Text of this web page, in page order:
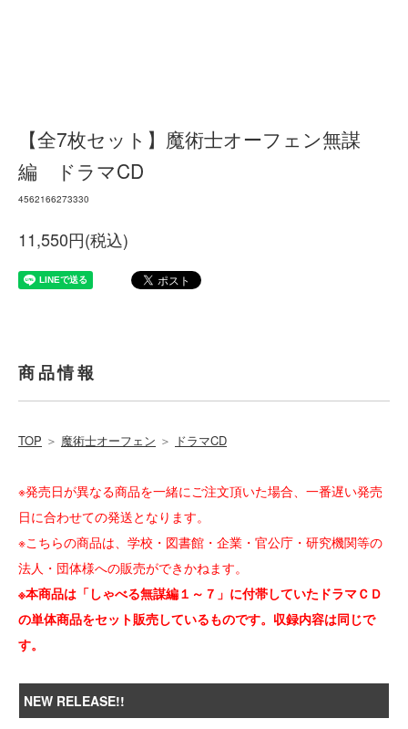
【全7枚セット】魔術士オーフェン無謀
編 ドラマCD
4562166273330
11,550円(税込)
商品情報
TOP ＞ 魔術士オーフェン ＞ ドラマCD
※発売日が異なる商品を一緒にご注文頂いた場合、一番遅い発売
日に合わせての発送となります。
※こちらの商品は、学校・図書館・企業・官公庁・研究機関等の
法人・団体様への販売ができかねます。
※本商品は「しゃべる無謀編１～７」に付帯していたドラマＣＤ
の単体商品をセット販売しているものです。収録内容は同じで
す。
NEW RELEASE!!